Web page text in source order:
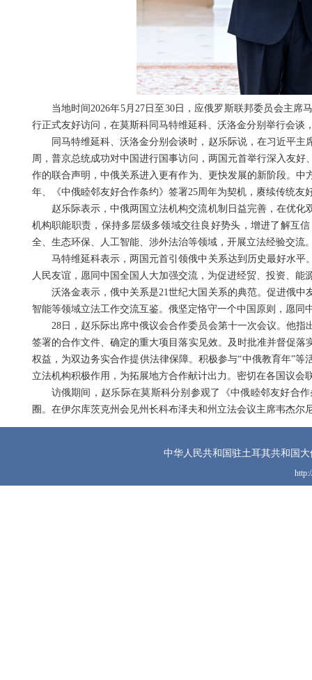
当地时间2026年5月27日至30日，应俄罗斯联邦委员会主
行正式友好访问，在莫斯科同马特维延科、沃洛金分别举行会谈
同马特维延科、沃洛金分别会谈时，赵乐际说，在习近平
周，普京总统成功对中国进行国事访问，两国元首举行深入友
作的联合声明，中俄关系进入更有作为、更快发展的新阶段。
年、《中俄睦邻友好合作条约》签署25周年为契机，赓续传统
赵乐际表示，中俄两国立法机构交流机制日益完善，在优
机构职能职责，保持多层级多领域交往良好势头，增进了解互
全、生态环保、人工智能、涉外法治等领域，开展立法经验交流
马特维延科表示，两国元首引领俄中关系达到历史最好水
人民友谊，愿同中国全国人大加强交流，为促进经贸、投资、
沃洛金表示，俄中关系是21世纪大国关系的典范。促进俄
智能等领域立法工作交流互鉴。俄坚定恪守一个中国原则，愿同
28日，赵乐际出席中俄议会合作委员会第十一次会议。他
签署的合作文件、确定的重大项目落实见效。及时批准并督促
权益，为双边务实合作提供法律保障。积极参与“中俄教育年”
立法机构积极作用，为拓展地方合作献计出力。密切在各国议会
访俄期间，赵乐际在莫斯科分别参观了《中俄睦邻友好合
圈。在伊尔库茨克州会见州长科布泽夫和州立法会议主席韦杰
中华人民共和国驻土耳其共和国大